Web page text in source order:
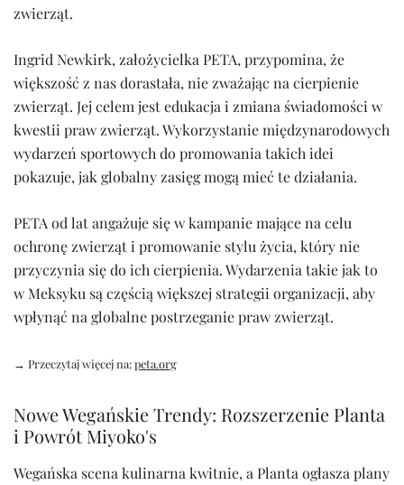
zwierząt.
Ingrid Newkirk, założycielka PETA, przypomina, że
większość z nas dorastała, nie zważając na cierpienie
zwierząt. Jej celem jest edukacja i zmiana świadomości w
kwestii praw zwierząt. Wykorzystanie międzynarodowych
wydarzeń sportowych do promowania takich idei
pokazuje, jak globalny zasięg mogą mieć te działania.
PETA od lat angażuje się w kampanie mające na celu
ochronę zwierząt i promowanie stylu życia, który nie
przyczynia się do ich cierpienia. Wydarzenia takie jak to
w Meksyku są częścią większej strategii organizacji, aby
wpłynąć na globalne postrzeganie praw zwierząt.
→ Przeczytaj więcej na:peta.org
Nowe Wegańskie Trendy: Rozszerzenie Planta
i Powrót Miyoko's
Wegańska scena kulinarna kwitnie, a Planta ogłasza plany